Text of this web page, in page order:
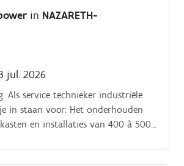
plaatsen en installeren van nieuwe
voedingskabel installeren,
in NAZARETH-
jul. 2026
Als service technieker industriële
in staan voor: Het onderhouden
en installaties van 400 à 500